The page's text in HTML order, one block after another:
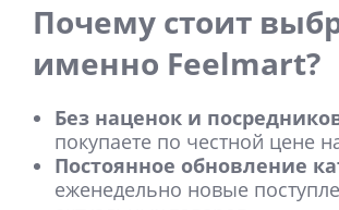
Почему стоит
именно Feelmart?
Без наценок и
покупаете по честной цене
Постоянное обновление
еженедельно новые